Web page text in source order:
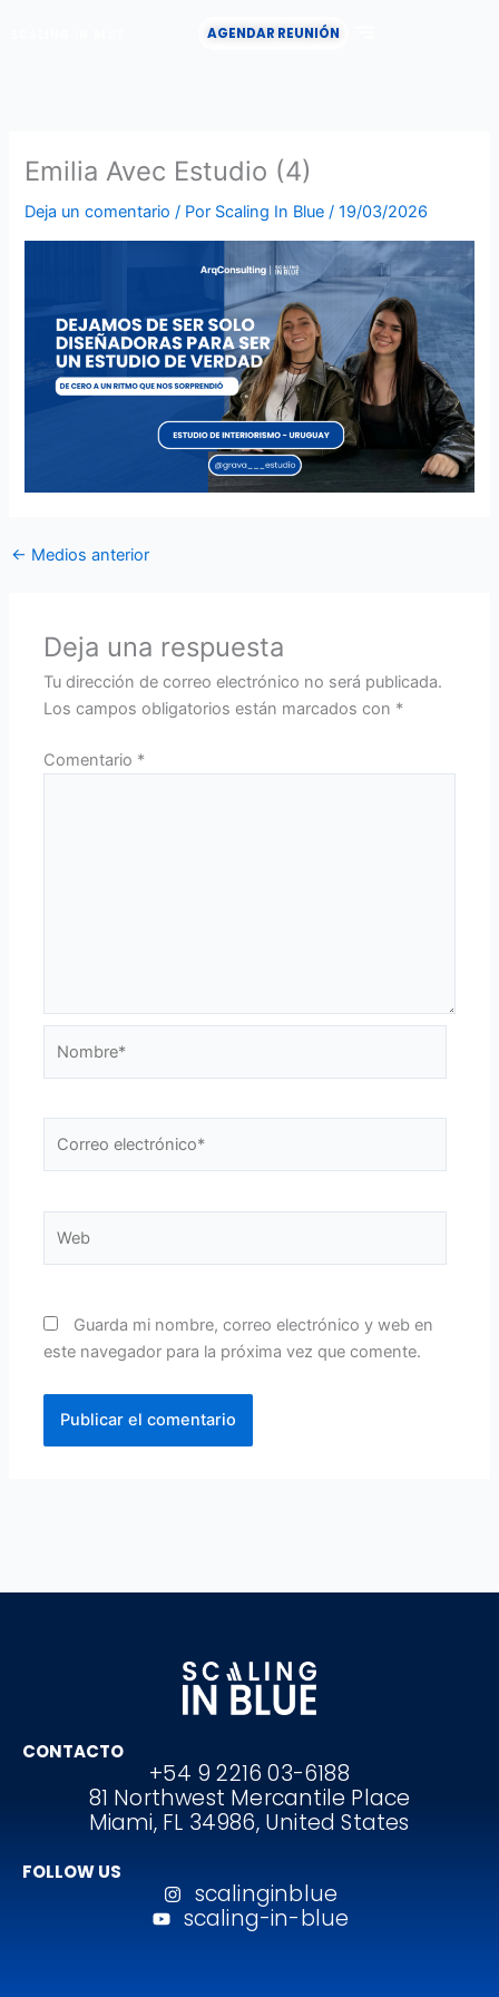
AGENDAR REUNIÓN
Emilia Avec Estudio (4)
Deja un comentario / Por Scaling In Blue/19/03/2026
← Medios anterior
Deja una respuesta
Tu dirección de correo electrónico no será publicada.
Los campos obligatorios están marcados con *
Comentario *
Guarda mi nombre, correo electrónico y web en
este navegador para la próxima vez que comente.
CONTACTO
+54 9 2216 03-6188
81 Northwest Mercantile Place
Miami, FL 34986, United States
FOLLOW US
scalinginblue
scaling-in-blue